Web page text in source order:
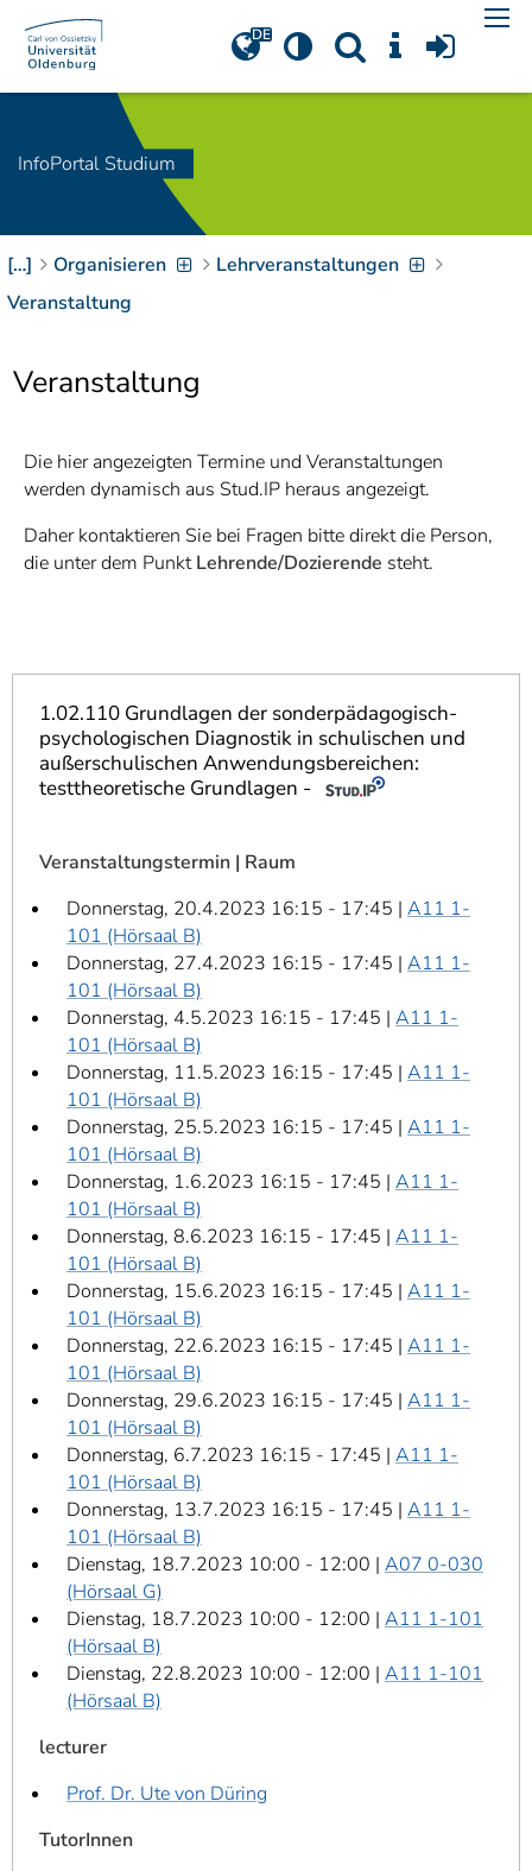
Navigation[Access-Key 1
Choose other language
Zum Inhalt springen
[Access-Key 2
Zur Suche springen
[Access-Key 4]
Zur Hauptnavigation
Zielgruppennavigation
springen
Zur
Brotkrumennavigation
7]
Informationen zur
InfoPortal Studium
[…] Organisieren
Lehrveranstaltungen
Veranstaltung
Veranstaltung
Die hier angezeigten Termine und Veranstaltungen
werden dynamisch aus Stud.IP heraus angezeigt.
Daher kontaktieren Sie bei Fragen bitte direkt die Person,
die unter dem PunktLehrende/Dozierende steht.
1.02.110 Grundlagen der sonderpädagogisch-
psychologischen Diagnostik in schulischen und
außerschulischen Anwendungsbereichen:
testtheoretische Grundlagen -
Veranstaltungstermin | Raum
Donnerstag, 20.4.2023 16:15 - 17:45 | A11 1-
101 (Hörsaal B)
Donnerstag, 27.4.2023 16:15 - 17:45 | A11 1-
101 (Hörsaal B)
Donnerstag, 4.5.2023 16:15 - 17:45 | A11 1-
101 (Hörsaal B)
Donnerstag, 11.5.2023 16:15 - 17:45 | A11 1-
101 (Hörsaal B)
Donnerstag, 25.5.2023 16:15 - 17:45 | A11 1-
101 (Hörsaal B)
Donnerstag, 1.6.2023 16:15 - 17:45 | A11 1-
101 (Hörsaal B)
Donnerstag, 8.6.2023 16:15 - 17:45 | A11 1-
101 (Hörsaal B)
Donnerstag, 15.6.2023 16:15 - 17:45 | A11 1-
101 (Hörsaal B)
Donnerstag, 22.6.2023 16:15 - 17:45 | A11 1-
101 (Hörsaal B)
Donnerstag, 29.6.2023 16:15 - 17:45 | A11 1-
101 (Hörsaal B)
Donnerstag, 6.7.2023 16:15 - 17:45 | A11 1-
101 (Hörsaal B)
Donnerstag, 13.7.2023 16:15 - 17:45 | A11 1-
101 (Hörsaal B)
Dienstag, 18.7.2023 10:00 - 12:00 | A07 0-030
(Hörsaal G)
Dienstag, 18.7.2023 10:00 - 12:00 | A11 1-101
(Hörsaal B)
Dienstag, 22.8.2023 10:00 - 12:00 | A11 1-101
(Hörsaal B)
lecturer
Prof. Dr. Ute von Düring
TutorInnen